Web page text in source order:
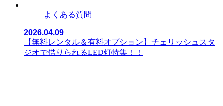
よくある質問
2026.04.09
【無料レンタル＆有料オプション】チェリッシュスタ
ジオで借りられるLED灯特集！！